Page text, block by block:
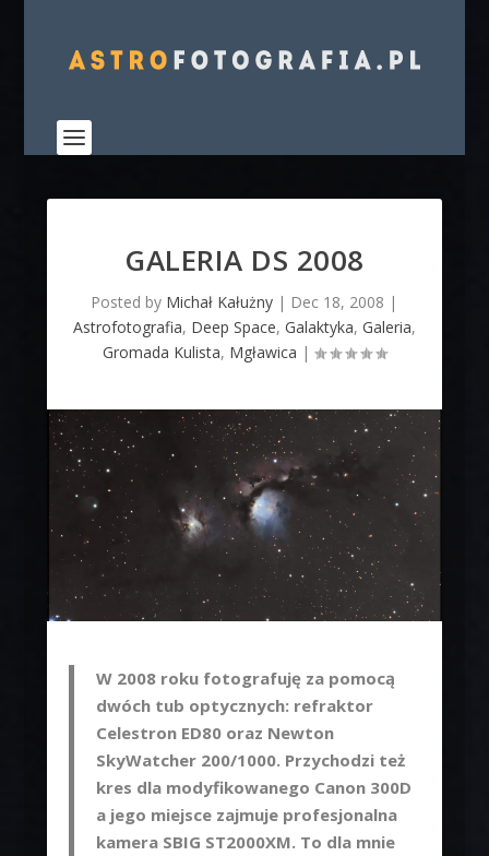
GALERIA DS 2008
Posted by Michał Kałużny | Dec 18, 2008 |
Astrofotografia, Deep Space, Galaktyka, Galeria,
Gromada Kulista, Mgławica |
W 2008 roku fotografuję za pomocą
dwóch tub optycznych: refraktor
Celestron ED80 oraz Newton
SkyWatcher 200/1000. Przychodzi też
kres dla modyfikowanego Canon 300D
a jego miejsce zajmuje profesjonalna
kamera SBIG ST2000XM. To dla mnie